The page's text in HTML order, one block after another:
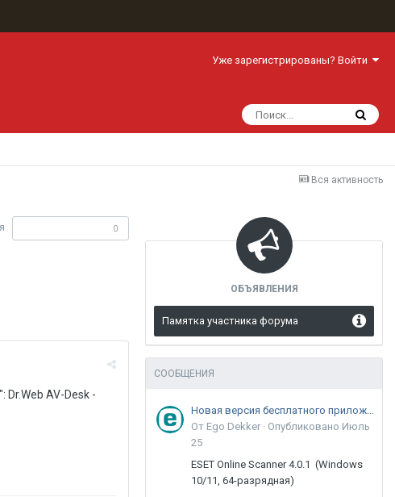
Уже зарегистрированы? Войти
Вся активность
0
AV-Desk -
ОБЪЯВЛЕНИЯ
Памятка участника форума
СООБЩЕНИЯ
Новая версия бесплатного приложения ESET Online Scanner доступна пользователям
От Ego Dekker · Опубликовано Июль
25
ESET Online Scanner 4.0.1 (Windows
10/11, 64-разрядная)